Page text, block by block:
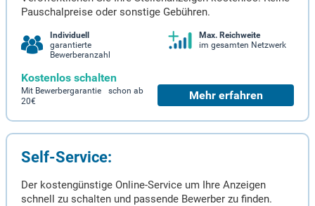
Pauschalpreise oder sonstige Gebühren.
Individuell
garantierte
Bewerberanzahl
Max. Reichweite
im gesamten Netzwerk
Kostenlos schalten
Mit Bewerbergarantie schon ab
20€
Mehr erfahren
Self-Service:
Der kostengünstige Online-Service um Ihre Anzeigen
schnell zu schalten und passende Bewerber zu finden.